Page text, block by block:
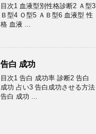
目次1 血液型別性格診断2 Ａ型3
Ｂ型4 Ｏ型5 ＡＢ型6 血液型 性
格 血液 ...
告白 成功
目次1 告白 成功率 診断2 告白
成功 占い3 告白成功させる方法
告白 成功 ...